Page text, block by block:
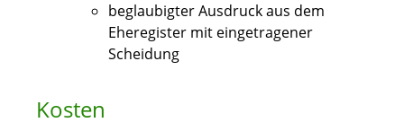
beglaubigter Ausdruck aus dem
Eheregister mit eingetragener
Scheidung
Kosten